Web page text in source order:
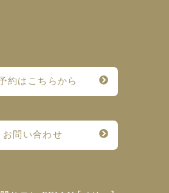
約はこちらから
お問い合わせ